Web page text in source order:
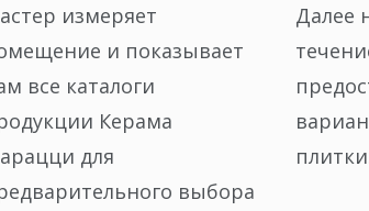
измеряет
и показывает
все каталоги
Керама
для
выбора
Далее